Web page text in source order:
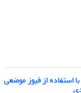
استفاده از فیوز موضعی